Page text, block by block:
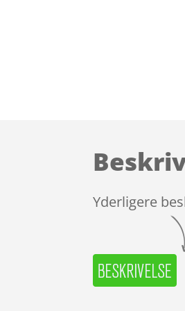
Yderligere